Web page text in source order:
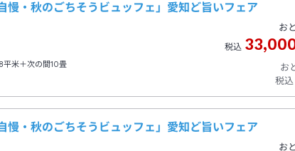
・秋のごちそうビュッフェ」愛知ど旨いフェア
平米＋次の間10畳
お
税込
お
税込
・秋のごちそうビュッフェ」愛知ど旨いフェア
お